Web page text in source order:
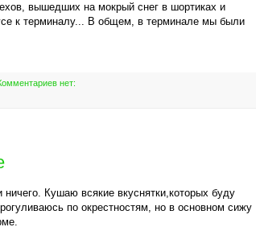
вышедших на мокрый снег в шортиках и
к терминалу... В общем, в терминале мы были
нет:
Кушаю всякие вкуснятки,которых буду
по окрестностям, но в основном сижу